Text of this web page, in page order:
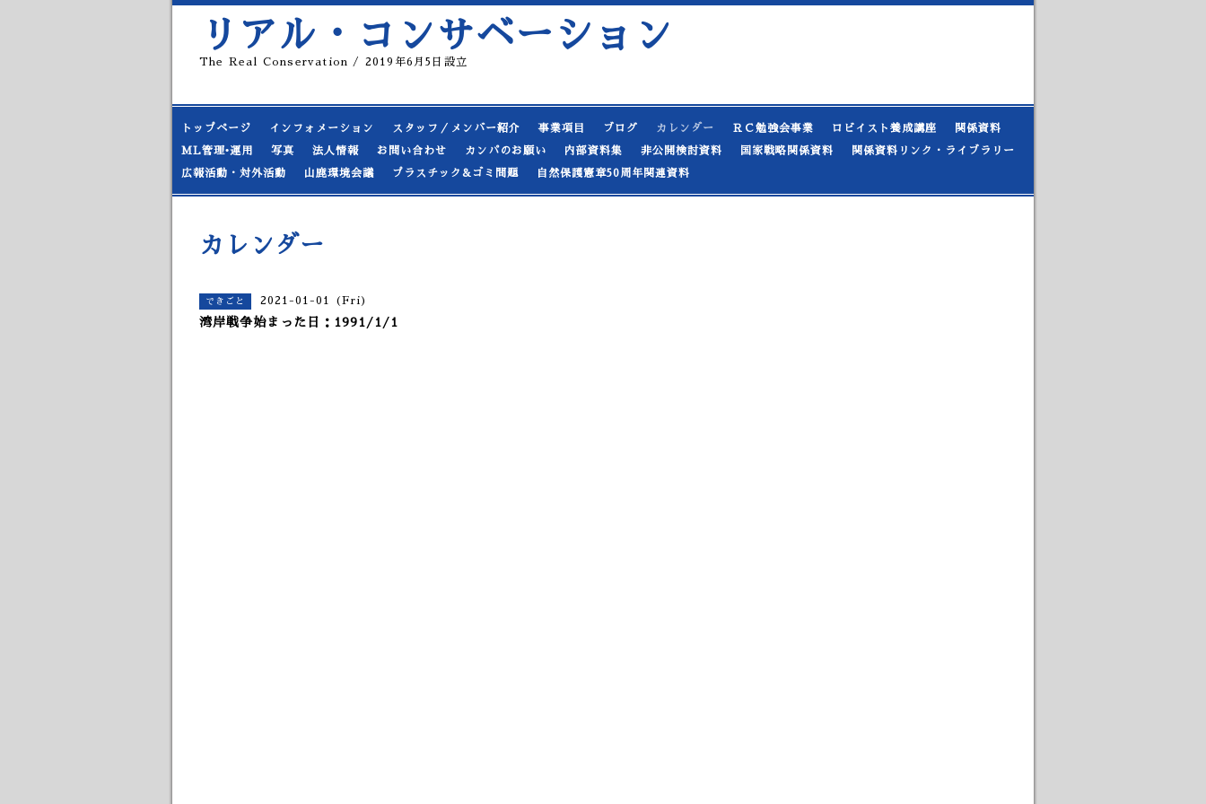
リアル・コンサベーション
The Real Conservation / 2019年6月5日設立
トップページ インフォメーション スタッフ／メンバー紹介 事業項目 ブログ カレンダー ＲＣ勉強会事業 ロビイスト養成講座 関係資料
ML管理•運用 写真 法人情報 お問い合わせ カンパのお願い 内部資料集 非公開検討資料 国家戦略関係資料 関係資料リンク・ライブラリー
広報活動・対外活動 山鹿環境会議 プラスチック&ゴミ問題 自然保護憲章50周年関連資料
カレンダー
できごと 2021-01-01 (Fri)
湾岸戦争始まった日：1991/1/1